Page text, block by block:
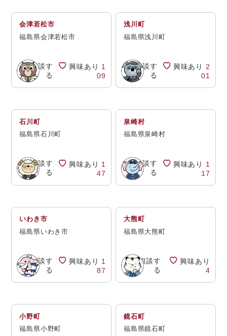
会津若松市
福島県会津若松市
相談す
る
興味あり 1
09
浅川町
福島県浅川町
相談す
る
興味あり 2
01
石川町
福島県石川町
相談す
る
興味あり 1
47
泉崎村
福島県泉崎村
相談す
る
興味あり 1
17
いわき市
福島県いわき市
相談す
る
興味あり 1
87
大熊町
福島県大熊町
相談す
る
興味あり
4
小野町
福島県小野町
鏡石町
福島県鏡石町